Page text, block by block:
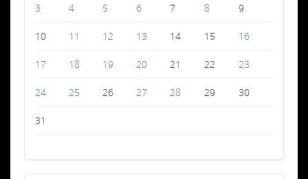
3 4 5 6 7 8 9
10 11 12 13 14 15 16
17 18 19 20 21 22 23
24 25 26 27 28 29 30
31